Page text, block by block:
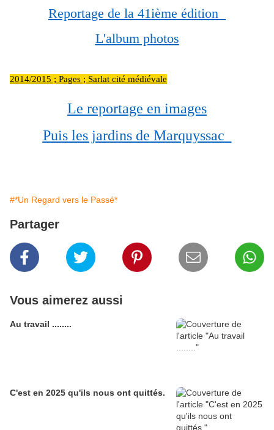
Reportage de la 41ième édition
L'album photos
2014/2015 ; Pages ; Sarlat cité médiévale
Le reportage en images
Puis les jardins de Marquyssac
#*Un Regard vers le Passé*
Partager
Vous aimerez aussi
Au travail ........
C'est en 2025 qu'ils nous ont quittés.